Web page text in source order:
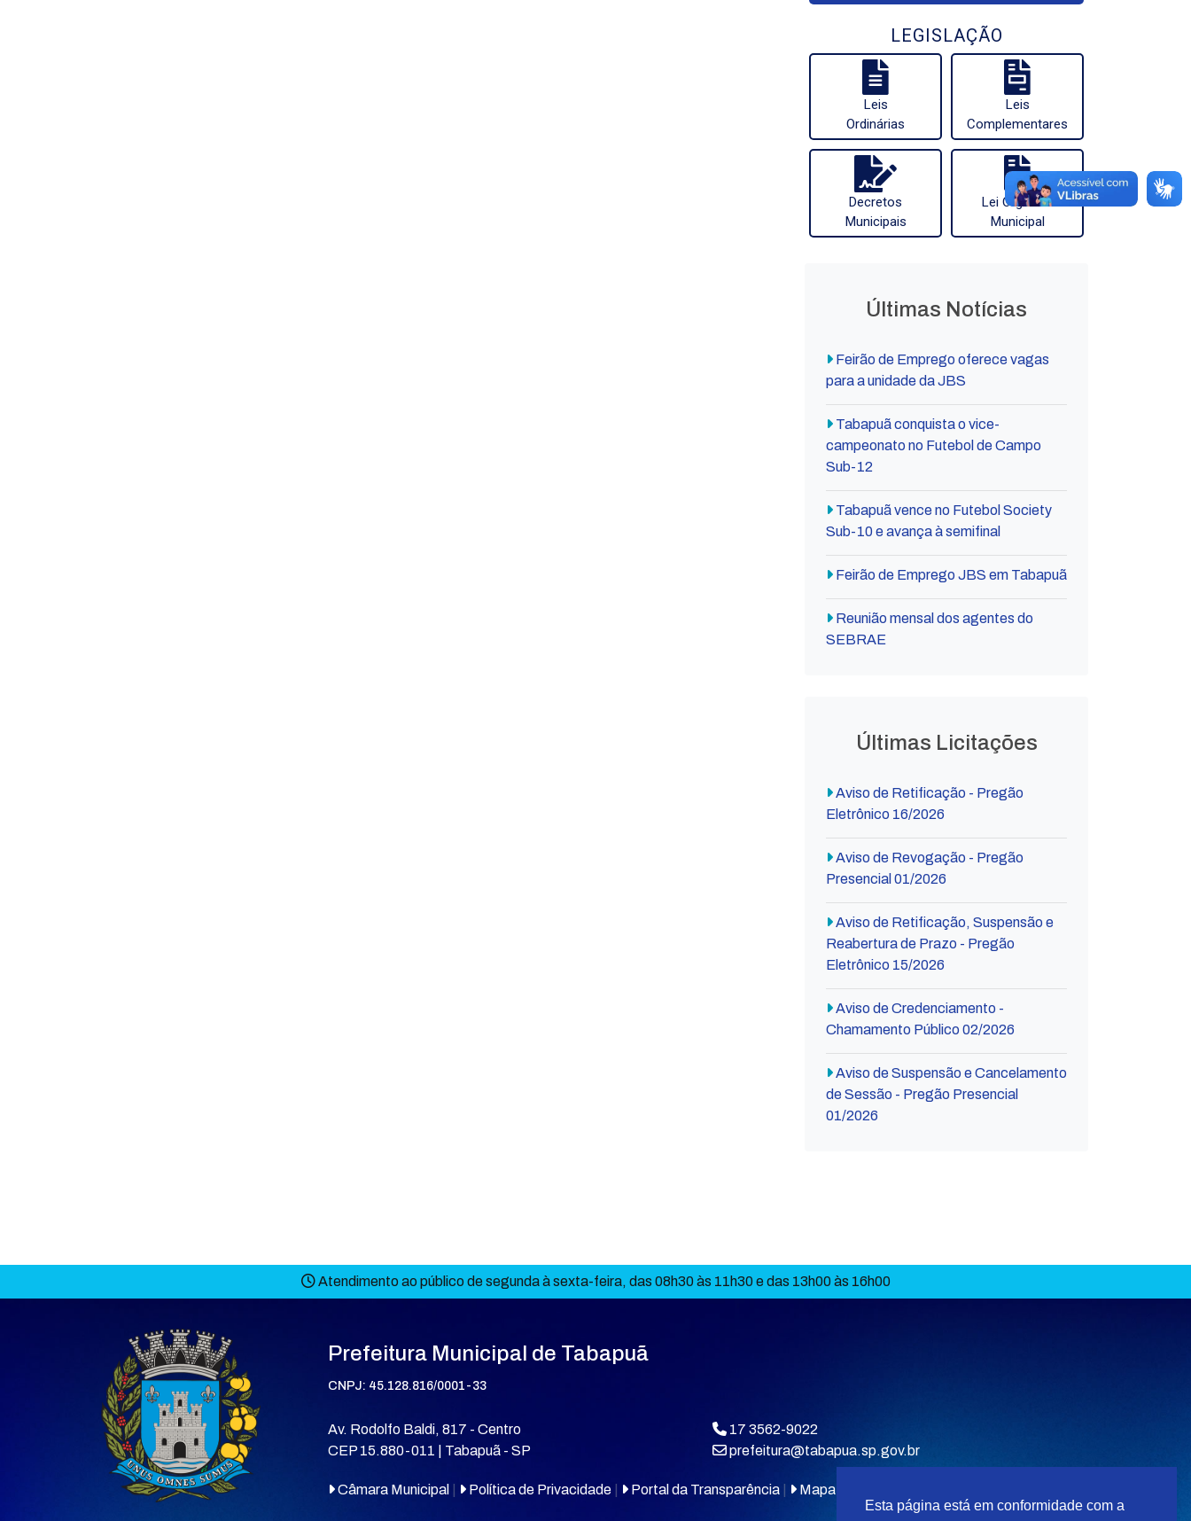
Esta página está em conformidade com a
LEGISLAÇÃO
Leis
Ordinárias
Leis
Complementares
Decretos
Municipais
Lei Orgânica
Municipal
Últimas Notícias
Feirão de Emprego oferece vagas
para a unidade da JBS
Tabapuã conquista o vice-
campeonato no Futebol de Campo
Sub-12
Tabapuã vence no Futebol Society
Sub-10 e avança à semifinal
Feirão de Emprego JBS em Tabapuã
Reunião mensal dos agentes do
SEBRAE
Últimas Licitações
Aviso de Retificação - Pregão
Eletrônico 16/2026
Aviso de Revogação - Pregão
Presencial 01/2026
Aviso de Retificação, Suspensão e
Reabertura de Prazo - Pregão
Eletrônico 15/2026
Aviso de Credenciamento -
Chamamento Público 02/2026
Aviso de Suspensão e Cancelamento
de Sessão - Pregão Presencial
01/2026
Atendimento ao público de segunda à sexta-feira, das 08h30 às 11h30 e das 13h00 às 16h00
Prefeitura Municipal de Tabapuã
CNPJ: 45.128.816/0001-33
Av. Rodolfo Baldi, 817 - Centro
CEP 15.880-011 | Tabapuã - SP
17 3562-9022
prefeitura@tabapua.sp.gov.br
Câmara Municipal Política de Privacidade Portal da Transparência Mapa do site